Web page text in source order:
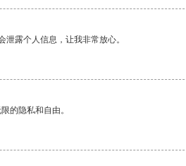
露个人信息，让我非常放心。
的隐私和自由。